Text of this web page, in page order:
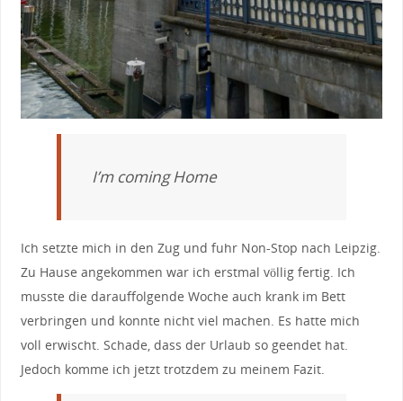
I’m coming Home
Ich setzte mich in den Zug und fuhr Non-Stop nach Leipzig.
Zu Hause angekommen war ich erstmal völlig fertig. Ich
musste die darauffolgende Woche auch krank im Bett
verbringen und konnte nicht viel machen. Es hatte mich
voll erwischt. Schade, dass der Urlaub so geendet hat.
Jedoch komme ich jetzt trotzdem zu meinem Fazit.